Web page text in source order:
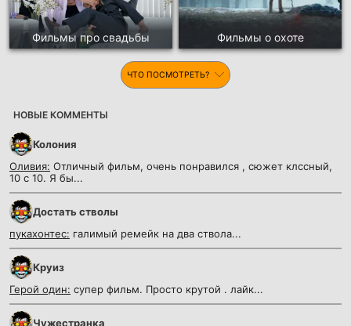
Фильмы про свадьбы Фильмы о охоте
ЧТО ПОСМОТРЕТЬ?
НОВЫЕ КОММЕНТЫ
Колония
Оливия: Отличный фильм, очень понравился , сюжет клссный,
10 с 10. Я бы...
Достать стволы
пукахонтес: галимый ремейк на два ствола...
Круиз
Герой один: супер фильм. Просто крутой . лайк...
Чужестранка